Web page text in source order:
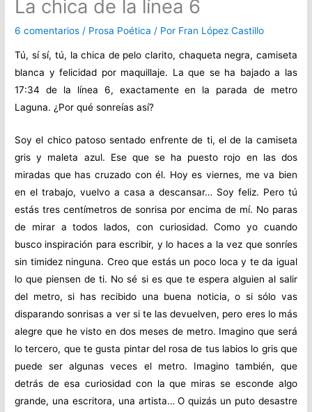
La chica de la línea 6
6 comentarios / Prosa Poética / Por Fran López Castillo
Tú, sí sí, tú, la chica de pelo clarito, chaqueta negra, camiseta
blanca y felicidad por maquillaje. La que se ha bajado a las
17:34 de la línea 6, exactamente en la parada de metro
Laguna. ¿Por qué sonreías así?
Soy el chico patoso sentado enfrente de ti, el de la camiseta
gris y maleta azul. Ese que se ha puesto rojo en las dos
miradas que has cruzado con él. Hoy es viernes, me va bien
en el trabajo, vuelvo a casa a descansar… Soy feliz. Pero tú
estás tres centímetros de sonrisa por encima de mí. No paras
de mirar a todos lados, con curiosidad. Como yo cuando
busco inspiración para escribir, y lo haces a la vez que sonríes
sin timidez ninguna. Creo que estás un poco loca y te da igual
lo que piensen de ti. No sé si es que te espera alguien al salir
del metro, si has recibido una buena noticia, o si sólo vas
disparando sonrisas a ver si te las devuelven, pero eres lo más
alegre que he visto en dos meses de metro. Imagino que será
lo tercero, que te gusta pintar del rosa de tus labios lo gris que
puede ser algunas veces el metro. Imagino también, que
detrás de esa curiosidad con la que miras se esconde algo
grande, una escritora, una artista… O quizás un puto desastre